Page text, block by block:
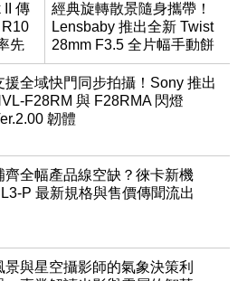
II 傳
先
經典旋轉散景隨身攜帶！
Lensbaby 推出全新 Twist
28mm F3.5 全片幅手動餅
乾鏡
援全域快門同步拍攝！Sony 推出
F28RM 與 F28RMA 閃燈
韌體
齊全幅產品線空缺？徠卡新機
P 最新規格與售價傳聞流出
景與星空攝影師的氣象決策利